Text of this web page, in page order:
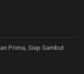
Prima, Siap Sambut